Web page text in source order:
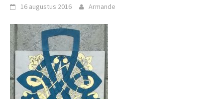
16 augustus 2016 Armande